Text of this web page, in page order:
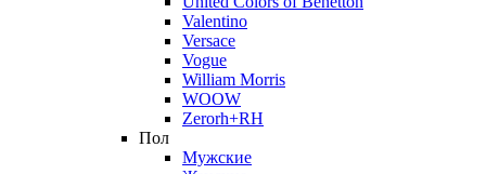
Valentino
Versace
Vogue
William Morris
WOOW
Zerorh+RH
Пол
Мужские